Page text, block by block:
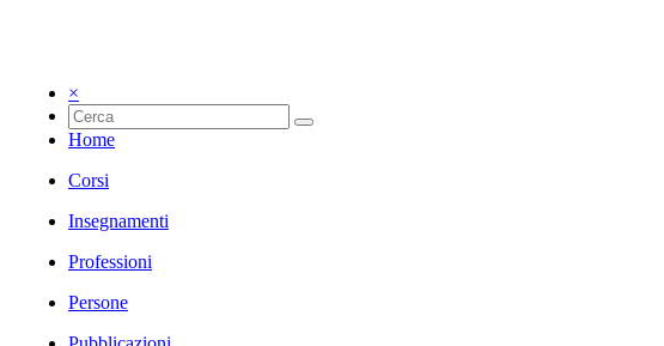
×
Home
Corsi
Insegnamenti
Professioni
Persone